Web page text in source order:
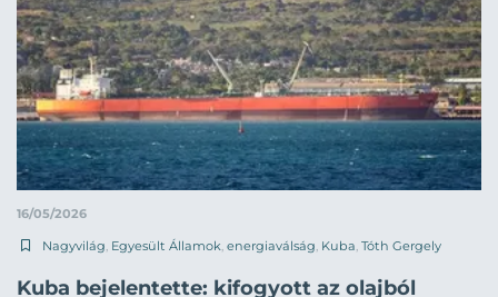
16/05/2026
Nagyvilág Egyesült Államok energiaválság Kuba Tóth Gergely
Kuba bejelentette: kifogyott az olajból